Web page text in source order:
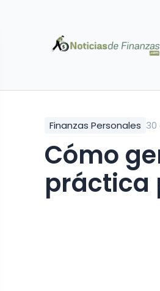
Finanzas Personales
Cómo
práctica